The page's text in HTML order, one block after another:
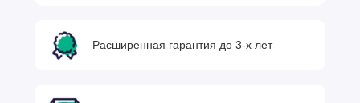
Расширенная гарантия до 3-х лет